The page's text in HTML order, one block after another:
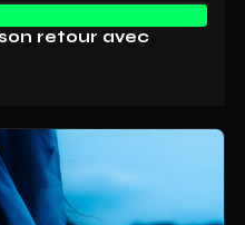
retour avec